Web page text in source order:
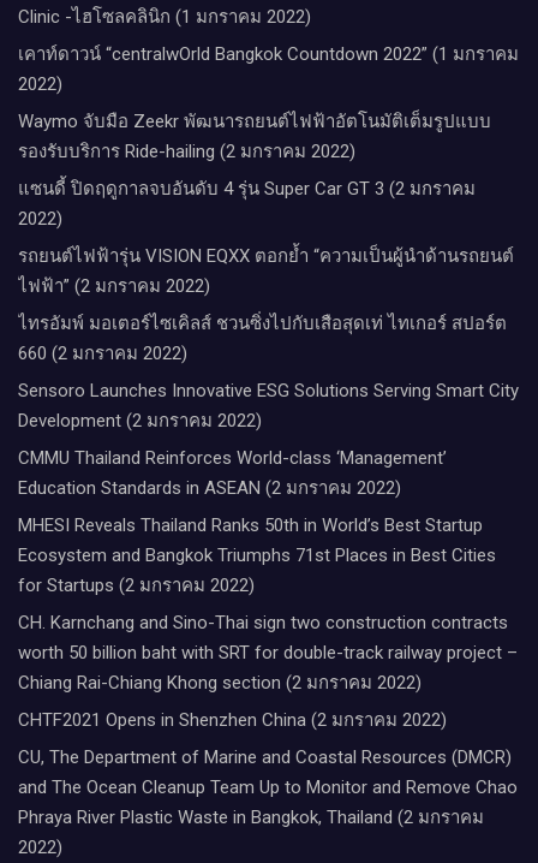
Clinic -ไฮโซลคลินิก (1 มกราคม 2022)
เคาท์ดาวน์​ “centralwOrld Bangkok Countdown 2022” (1 มกราคม
2022)
Waymo จับมือ Zeekr พัฒนารถยนต์ไฟฟ้าอัตโนมัติเต็มรูปแบบ
รองรับบริการ Ride-hailing (2 มกราคม 2022)
แซนดี้ ปิดฤดูกาลจบอันดับ 4 รุ่น Super Car GT 3 (2 มกราคม
2022)
รถยนต์ไฟฟ้ารุ่น VISION EQXX ตอกย้ำ “ความเป็นผู้นำด้านรถยนต์
ไฟฟ้า” (2 มกราคม 2022)
ไทรอัมพ์ มอเตอร์ไซเคิลส์ ชวนซิ่งไปกับเสือสุดเท่ ไทเกอร์ สปอร์ต
660 (2 มกราคม 2022)
Sensoro Launches Innovative ESG Solutions Serving Smart City
Development (2 มกราคม 2022)
CMMU Thailand Reinforces World-class ‘Management’
Education Standards in ASEAN (2 มกราคม 2022)
MHESI Reveals Thailand Ranks 50th in World’s Best Startup
Ecosystem and Bangkok Triumphs 71st Places in Best Cities
for Startups (2 มกราคม 2022)
CH. Karnchang and Sino-Thai sign two construction contracts
worth 50 billion baht with SRT for double-track railway project –
Chiang Rai-Chiang Khong section (2 มกราคม 2022)
CHTF2021 Opens in Shenzhen China (2 มกราคม 2022)
CU, The Department of Marine and Coastal Resources (DMCR)
and The Ocean Cleanup Team Up to Monitor and Remove Chao
Phraya River Plastic Waste in Bangkok, Thailand (2 มกราคม
2022)